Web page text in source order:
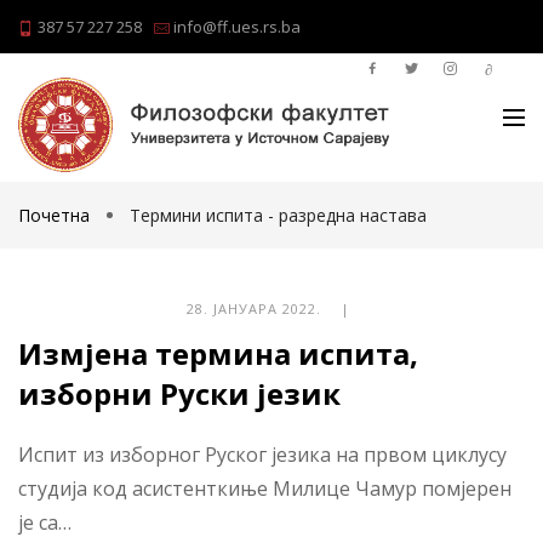
387 57 227 258 info@ff.ues.rs.ba
Почетна Термини испита - разредна настава
28. ЈАНУАРА 2022. |
Измјена термина испита,
изборни Руски језик
Испит из изборног Руског језика на првом циклусу
студија код асистенткиње Милице Чамур помјерен
је са…